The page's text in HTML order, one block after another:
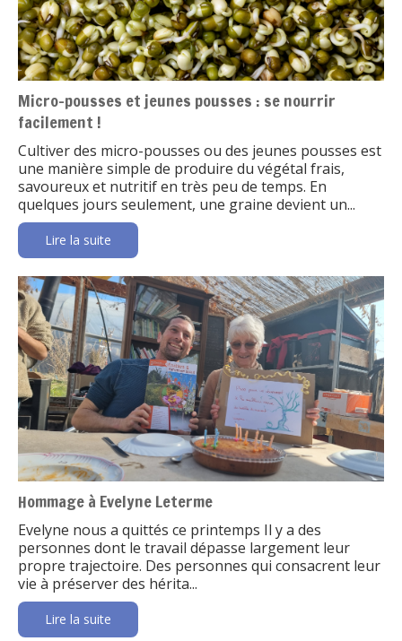
Micro-pousses et jeunes pousses : se nourrir
facilement !
Cultiver des micro-pousses ou des jeunes pousses est
une manière simple de produire du végétal frais,
savoureux et nutritif en très peu de temps. En
quelques jours seulement, une graine devient un...
Lire la suite
Hommage à Evelyne Leterme
Evelyne nous a quittés ce printemps Il y a des
personnes dont le travail dépasse largement leur
propre trajectoire. Des personnes qui consacrent leur
vie à préserver des hérita...
Lire la suite